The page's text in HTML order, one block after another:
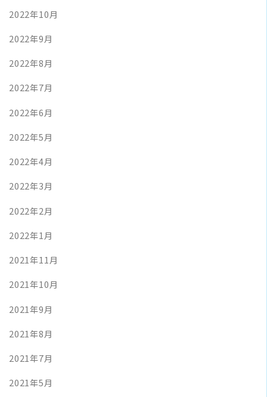
2022年10月
2022年9月
2022年8月
2022年7月
2022年6月
2022年5月
2022年4月
2022年3月
2022年2月
2022年1月
2021年11月
2021年10月
2021年9月
2021年8月
2021年7月
2021年5月